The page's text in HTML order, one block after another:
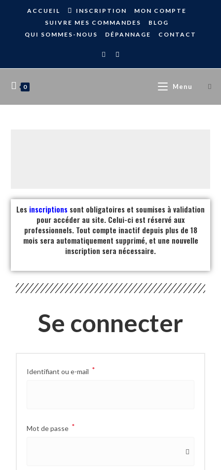
ACCUEIL INSCRIPTION
MON COMPTE
SUIVRE MES COMMANDES
BLOG
QUI SOMMES-NOUS
DÉPANNAGE CONTACT
0 Menu
Les inscriptions sont obligatoires et soumises à validation
pour accéder au site. Celui-ci est réservé aux
professionnels. Tout compte inactif depuis plus de 18
mois sera automatiquement supprimé, et une nouvelle
inscription sera nécessaire.
Se connecter
Identifiant ou e-mail *
Mot de passe *